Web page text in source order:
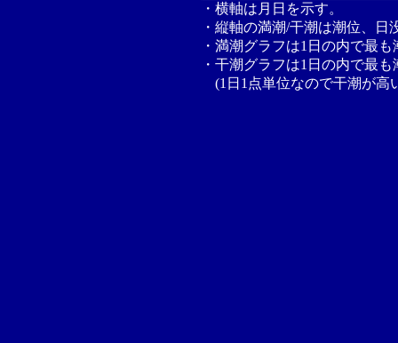
・横軸は月日を示す。
・縦軸の満潮/干潮は潮位、
・満潮グラフは1日の内で最
・干潮グラフは1日の内で最
(1日1点単位なので干潮が高